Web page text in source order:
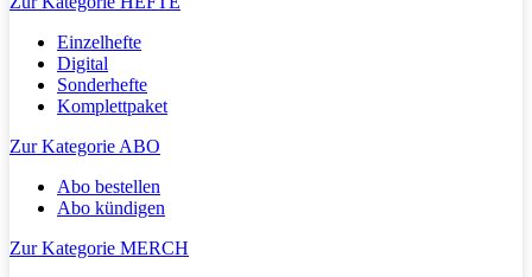
Einzelhefte
Digital
Sonderhefte
Komplettpaket
Zur Kategorie ABO
Abo bestellen
Abo kündigen
Zur Kategorie MERCH